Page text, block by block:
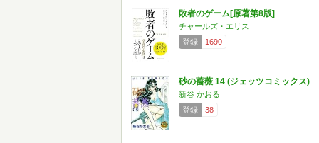
敗者のゲーム[原著第8版]
チャールズ・エリス
登録
1690
砂の薔薇 14 (ジェッツコミックス)
新谷 かおる
登録
38